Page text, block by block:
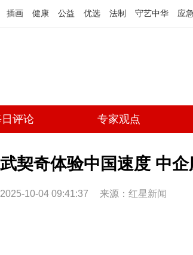
插画 健康 公益 优选 法制 守艺中华 应
评论 专家观点
武契奇体验中国速度 中
2025-10-04 09:41:37 来源： 红星新闻